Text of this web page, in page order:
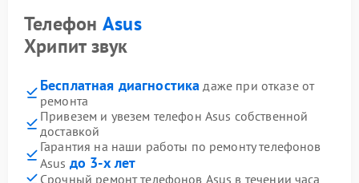
Телефон Asus
Хрипит звук
Бесплатная диагностика даже при отказе от
ремонта
Привезем и увезем телефон Asus собственной
доставкой
Гарантия на наши работы по ремонту телефонов
Asus до 3-х лет
Срочный ремонт телефонов Asus в течении часа